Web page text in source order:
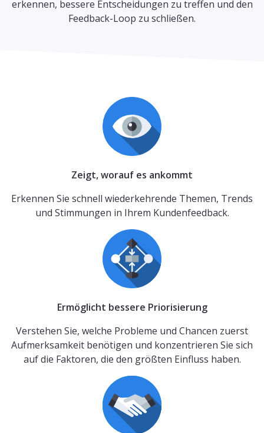
erkennen, bessere Entscheidungen zu treffen und den
Feedback-Loop zu schließen.
Zeigt, worauf es ankommt
Erkennen Sie schnell wiederkehrende Themen, Trends
und Stimmungen in Ihrem Kundenfeedback.
Ermöglicht bessere Priorisierung
Verstehen Sie, welche Probleme und Chancen zuerst
Aufmerksamkeit benötigen und konzentrieren Sie sich
auf die Faktoren, die den größten Einfluss haben.